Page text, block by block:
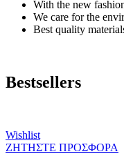
With the new
We care for the
Best quality
Bestsellers
Wishlist
ΖΗΤΗΣΤΕ ΠΡΟΣΦΟΡΑ